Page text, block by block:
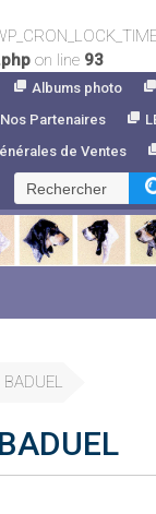
on line 93
Albums photo
Nos Partenaires
de Ventes
Rechercher :